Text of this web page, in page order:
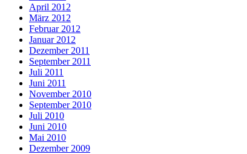
April 2012
März 2012
Februar 2012
Januar 2012
Dezember 2011
September 2011
Juli 2011
Juni 2011
November 2010
September 2010
Juli 2010
Juni 2010
Mai 2010
Dezember 2009